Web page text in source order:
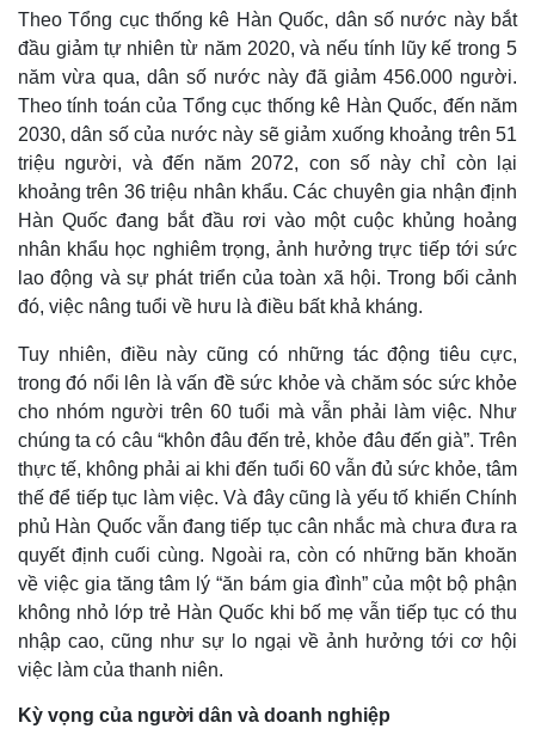
Kinh tế
Bất động sản
Khởi nghiệp
Thị trường
Giá vàng
Tiêu dùng
Tỷ giá
Theo Tổng cục thống kê Hàn Quốc, dân số nước này bắt
đầu giảm tự nhiên từ năm 2020, và nếu tính lũy kế trong 5
năm vừa qua, dân số nước này đã giảm 456.000 người.
Theo tính toán của Tổng cục thống kê Hàn Quốc, đến năm
2030, dân số của nước này sẽ giảm xuống khoảng trên 51
triệu người, và đến năm 2072, con số này chỉ còn lại
khoảng trên 36 triệu nhân khẩu. Các chuyên gia nhận định
Hàn Quốc đang bắt đầu rơi vào một cuộc khủng hoảng
nhân khẩu học nghiêm trọng, ảnh hưởng trực tiếp tới sức
lao động và sự phát triển của toàn xã hội. Trong bối cảnh
đó, việc nâng tuổi về hưu là điều bất khả kháng.
Tuy nhiên, điều này cũng có những tác động tiêu cực,
trong đó nổi lên là vấn đề sức khỏe và chăm sóc sức khỏe
cho nhóm người trên 60 tuổi mà vẫn phải làm việc. Như
chúng ta có câu “khôn đâu đến trẻ, khỏe đâu đến già”. Trên
thực tế, không phải ai khi đến tuổi 60 vẫn đủ sức khỏe, tâm
thế để tiếp tục làm việc. Và đây cũng là yếu tố khiến Chính
phủ Hàn Quốc vẫn đang tiếp tục cân nhắc mà chưa đưa ra
quyết định cuối cùng. Ngoài ra, còn có những băn khoăn
về việc gia tăng tâm lý “ăn bám gia đình” của một bộ phận
không nhỏ lớp trẻ Hàn Quốc khi bố mẹ vẫn tiếp tục có thu
nhập cao, cũng như sự lo ngại về ảnh hưởng tới cơ hội
việc làm của thanh niên.
Kỳ vọng của người dân và doanh nghiệp